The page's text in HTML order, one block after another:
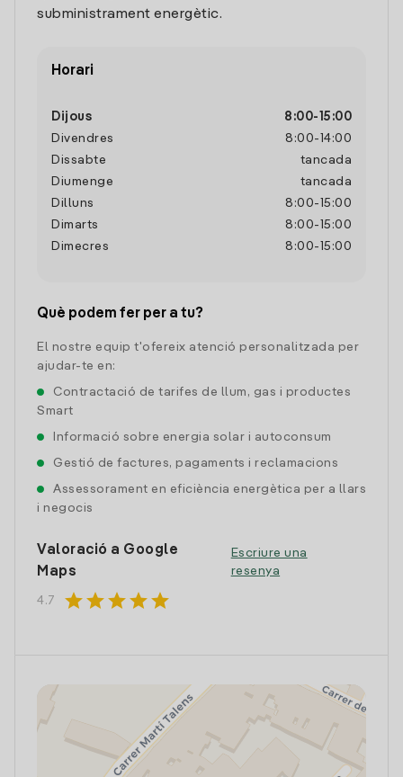
subministrament energètic.
Horari
Dijous 8:00- 15:00
Divendres
8:00- 14:00
Dissabte
tancada
Diumenge
tancada
Dilluns
8:00- 15:00
Dimarts
8:00- 15:00
Dimecres
8:00- 15:00
Què podem fer per a tu?
El nostre equip t'ofereix atenció personalitzada per
ajudar-te en:
Contractació de tarifes de llum, gas i productes
Smart
Informació sobre energia solar i autoconsum
Gestió de factures, pagaments i reclamacions
Assessorament en eficiència energètica per a llars
i negocis
Valoració a Google
Maps
4.7 starstarstarstarstar
Escriure una
resenya